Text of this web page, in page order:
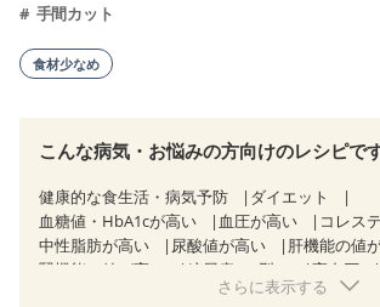
手間カット
食材少なめ
こんな病気・お悩みの方向けのレシピで
健康的な食生活・病気予防
ダイエット
血糖値・HbA1cが高い
血圧が高い
コレス
中性脂肪が高い
尿酸値が高い
肝機能の値
腎機能の値が高い
糖尿病（2型） 高血圧
狭心症 心筋梗塞
さらに表示する